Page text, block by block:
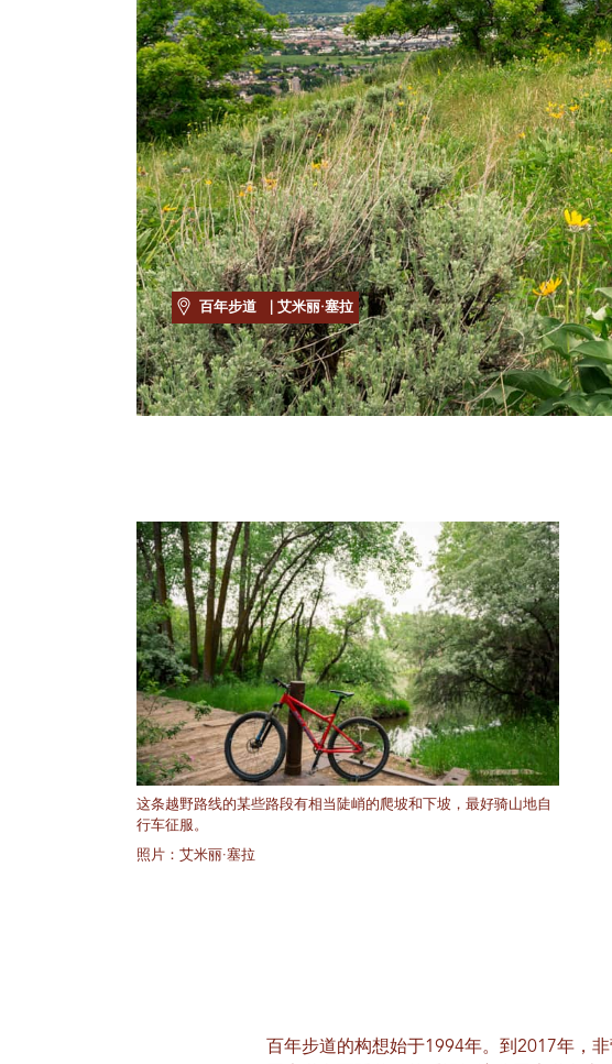
百年步道 | 艾米丽·塞拉
这条越野路线的某些路段有相当陡峭的爬坡和下坡，最好骑山地自
行车征服。
照片：艾米丽·塞拉
百年步道的构想始于1994年。到2017年，